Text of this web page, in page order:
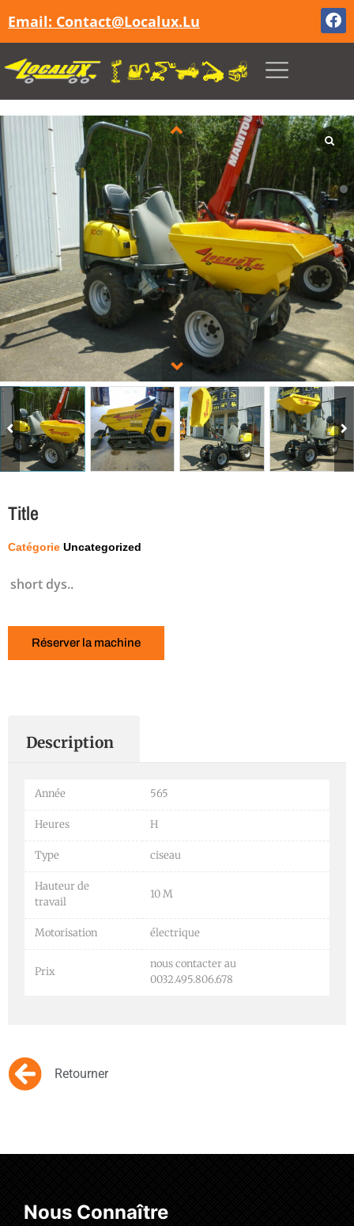
Email: Contact@localux.lu
Title
Catégorie Uncategorized
short dys..
Réserver la machine
Description
Année 565
Heures H
Type ciseau
Hauteur de
travail
10 M
Motorisation électrique
Prix
nous contacter au
0032.495.806.678
Retourner
Nous Connaître